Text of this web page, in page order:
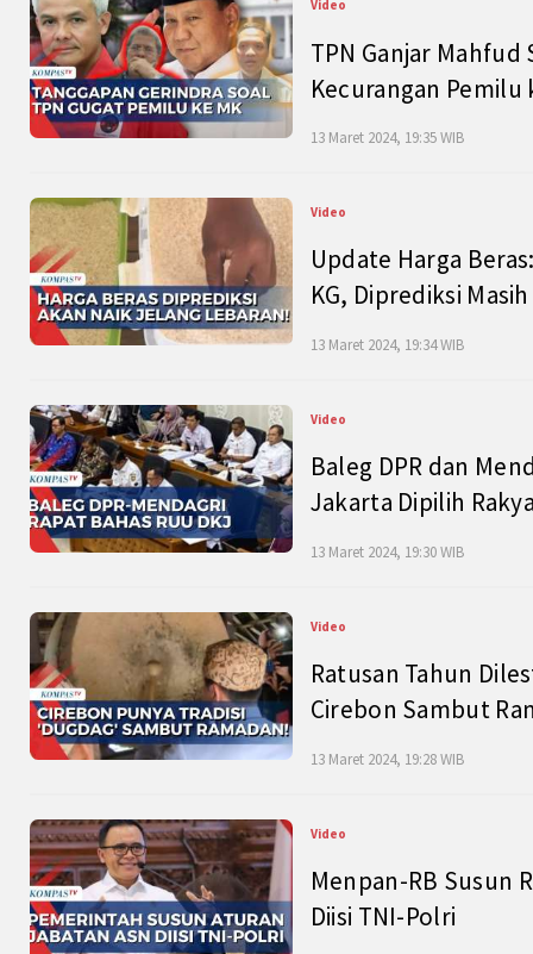
Video
TPN Ganjar Mahfud
Kecurangan Pemilu
13 Maret 2024, 19:35 WIB
Video
Update Harga
KG, Diprediksi
13 Maret 2024, 19:34 WIB
Video
Baleg DPR dan
Jakarta Dipilih
13 Maret 2024, 19:30 WIB
Video
Ratusan Tahun
Cirebon Sambut
13 Maret 2024, 19:28 WIB
Video
Menpan-RB Susun
Diisi TNI-Polri